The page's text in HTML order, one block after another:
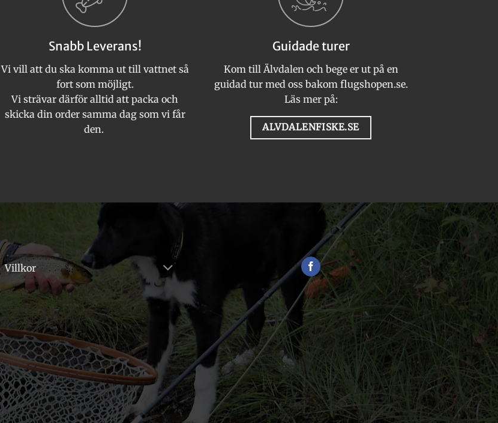
produktsidan
olika
alternativen
väljas
produktsidan
Snabb Leverans!
Vi vill att du ska komma ut till vattnet så
fort som möjligt.
Vi strävar därför alltid att packa och
skicka din order samma dag som vi får
den.
Guidade turer
Kom till Älvdalen och bege er ut på en
guidad tur med oss bakom flugshopen.se.
Läs mer på:
ALVDALENFISKE.SE
Villkor